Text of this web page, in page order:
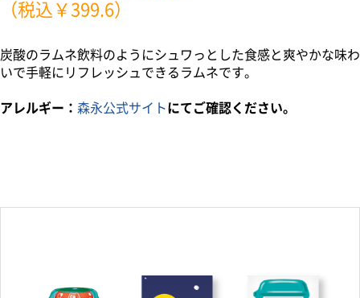
（税込￥399.6）
炭酸のラムネ飲料のようにシュワっとした食感と爽やかな味わ
いで手軽にリフレッシュできるラムネです。
アレルギー： 森永公式サイトにてご確認ください。